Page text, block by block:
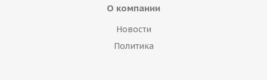
О компании
Новости
Политика